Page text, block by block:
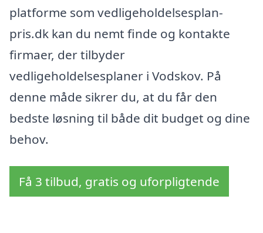
platforme som vedligeholdelsesplan-
pris.dk kan du nemt finde og kontakte
firmaer, der tilbyder
vedligeholdelsesplaner i Vodskov. På
denne måde sikrer du, at du får den
bedste løsning til både dit budget og dine
behov.
Få 3 tilbud, gratis og uforpligtende